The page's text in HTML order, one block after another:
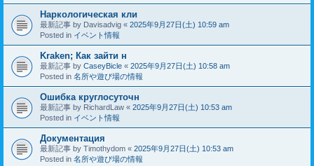
Наркологическая кли
最新記事 by Davisadvig « 2025年9月27日(土) 10:59 am
Posted in イベント情報
Kraken; Как зайти н
最新記事 by CaseyBicle « 2025年9月27日(土) 10:58 am
Posted in 名所や遊び場の情報
Ошибка круглосуточн
最新記事 by RichardLaw « 2025年9月27日(土) 10:53 am
Posted in イベント情報
Документация
最新記事 by Timothydom « 2025年9月27日(土) 10:53 am
Posted in 名所や遊び場の情報